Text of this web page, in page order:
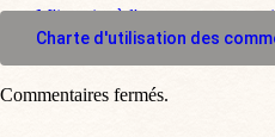
M'inscrire à l'espace
Charte d'utilisation des
Commentaires fermés.